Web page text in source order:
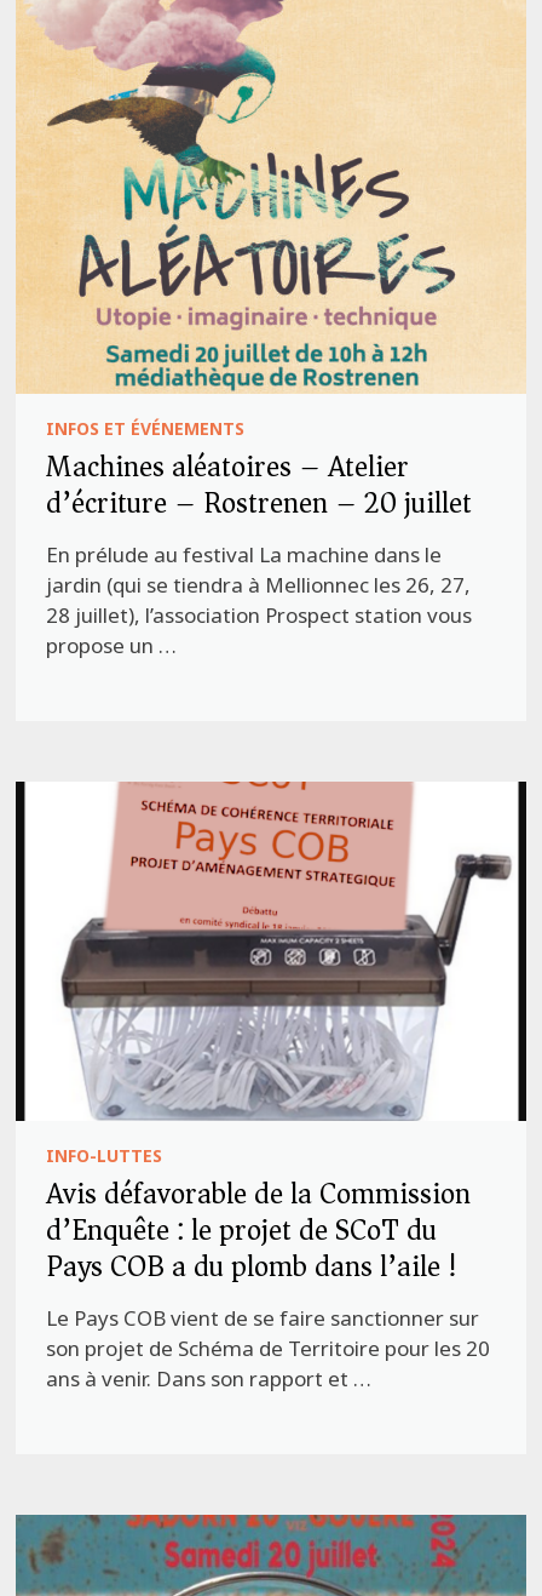
INFOS ET ÉVÉNEMENTS
Machines aléatoires – Atelier
d’écriture – Rostrenen – 20 juillet
En prélude au festival La machine dans le
jardin (qui se tiendra à Mellionnec les 26, 27,
28 juillet), l’association Prospect station vous
propose un …
INFO-LUTTES
Avis défavorable de la Commission
d’Enquête : le projet de SCoT du
Pays COB a du plomb dans l’aile !
Le Pays COB vient de se faire sanctionner sur
son projet de Schéma de Territoire pour les 20
ans à venir. Dans son rapport et …